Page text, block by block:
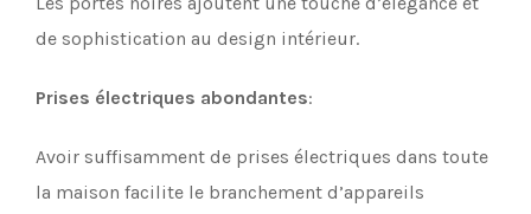
de sophistication au design intérieur.
Prises électriques abondantes:
Avoir suffisamment de prises électriques dans toute
la maison facilite le branchement d’appareils